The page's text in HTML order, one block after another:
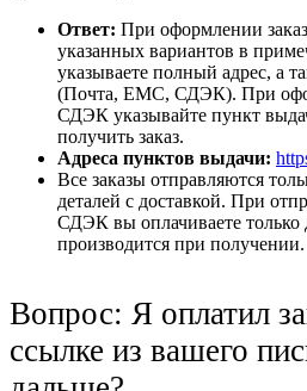
Ответ: При оформлении
указанных вариантов в
указываете полный адрес, а
(Почта, ЕМС, СДЭК). При
СДЭК указывайте пункт
получить заказ.
Адреса пунктов выдачи:
Все заказы отправляются
деталей с доставкой. При
СДЭК вы оплачиваете только
производится при получении.
Вопрос: Я оплатил
ссылке из вашего